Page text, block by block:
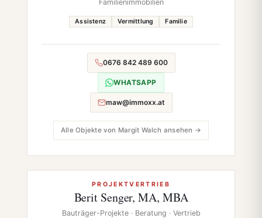
Familienimmobilien
Assistenz Vermittlung Familie
0676 842 489 600
WHATSAPP
maw@immoxx.at
Alle Objekte von Margit Walch ansehen →
PROJEKTVERTRIEB
Berit Senger, MA, MBA
Bauträger-Projekte · Beratung · Vertrieb